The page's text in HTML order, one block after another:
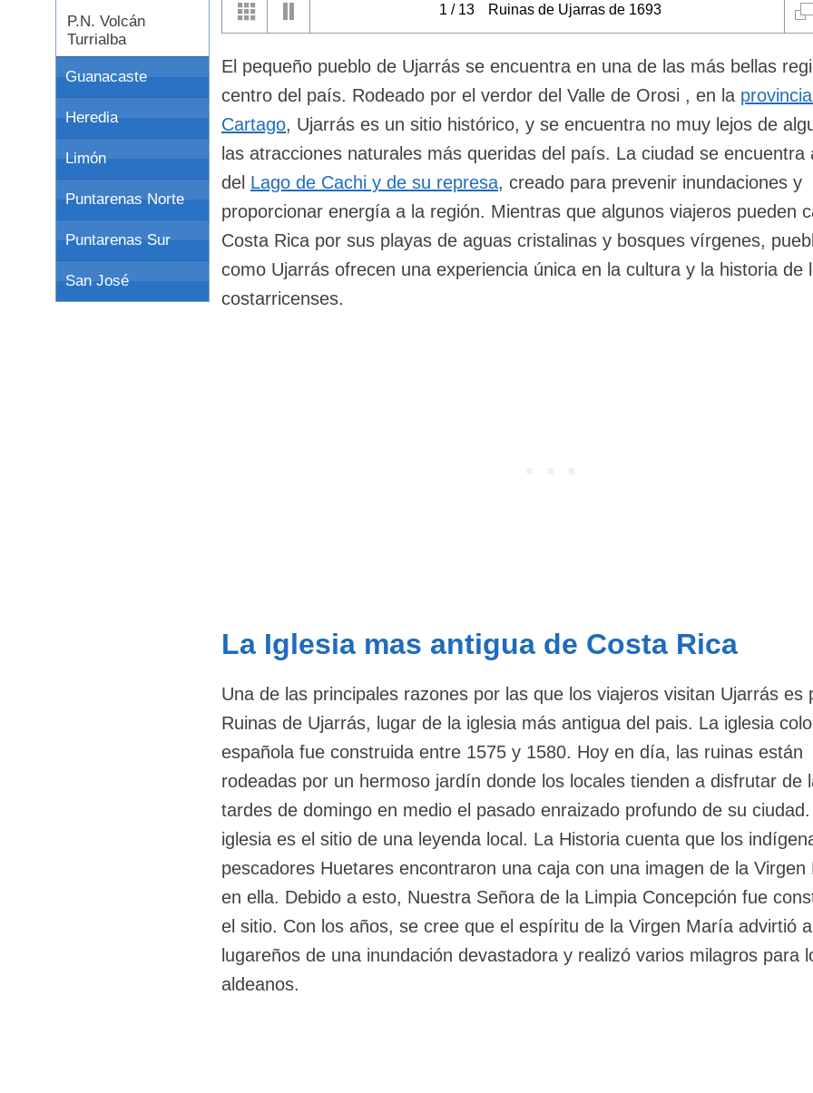
P.N. Volcán
Turrialba
Guanacaste
Heredia
Limón
Puntarenas Norte
Puntarenas Sur
San José
1 / 13 Ruinas de Ujarras de 1693
El pequeño pueblo de Ujarrás se encuentra en una de las más bellas
centro del país. Rodeado por el verdor del Valle de Orosi , en la
Cartago, Ujarrás es un sitio histórico, y se encuentra no muy lejos de
las atracciones naturales más queridas del país. La ciudad se encuentra
del Lago de Cachi y de su represa, creado para prevenir inundaciones y
proporcionar energía a la región. Mientras que algunos viajeros pueden
Costa Rica por sus playas de aguas cristalinas y bosques vírgenes,
como Ujarrás ofrecen una experiencia única en la cultura y la historia de
costarricenses.
La Iglesia mas antigua de Costa Rica
Una de las principales razones por las que los viajeros visitan Ujarrás es
Ruinas de Ujarrás, lugar de la iglesia más antigua del pais. La iglesia
española fue construida entre 1575 y 1580. Hoy en día, las ruinas están
rodeadas por un hermoso jardín donde los locales tienden a disfrutar de
tardes de domingo en medio el pasado enraizado profundo de su
iglesia es el sitio de una leyenda local. La Historia cuenta que los
pescadores Huetares encontraron una caja con una imagen de la Virgen
en ella. Debido a esto, Nuestra Señora de la Limpia Concepción fue
el sitio. Con los años, se cree que el espíritu de la Virgen María advirtió
lugareños de una inundación devastadora y realizó varios milagros para
aldeanos.